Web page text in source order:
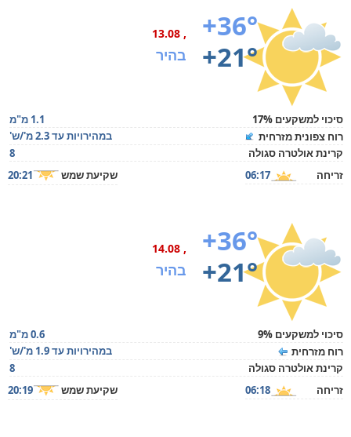
+36°
+21°
, 13.08
בהיר
סיכוי למשקעים 17%
1.1 מ"מ
רוח צפונית מזרחית
במהירויות עד 2.3 מ'/ש'
קרינת אולטרה סגולה
8
זריחה
06:17 שקיעת שמש 20:21
+36°
+21°
, 14.08
בהיר
סיכוי למשקעים 9%
0.6 מ"מ
רוח מזרחית
במהירויות עד 1.9 מ'/ש'
קרינת אולטרה סגולה
8
זריחה
06:18 שקיעת שמש 20:19